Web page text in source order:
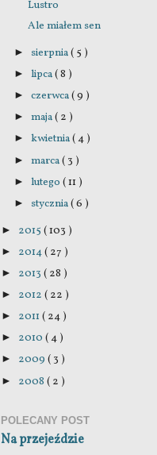
Lustro
Ale miałem sen
► sierpnia( 5 )
►lipca( 8 )
►czerwca( 9 )
►maja( 2 )
►kwietnia( 4 )
►marca( 3 )
►lutego( 11 )
► stycznia( 6 )
► 2015 ( 103 )
► 2014( 27 )
► 2013 ( 28 )
► 2012 ( 22 )
► 2011 ( 24 )
► 2010 ( 4 )
► 2009 ( 3 )
► 2008 ( 2 )
POLECANY POST
Na przejeździe